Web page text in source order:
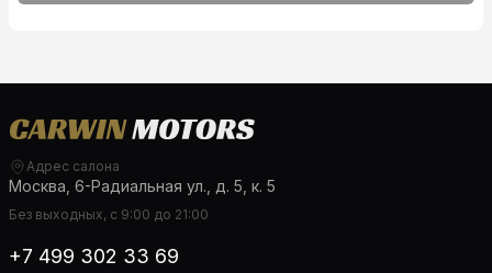
Адрес салона
Москва, 6-Радиальная ул., д. 5, к. 5
Без выходных, с 9:00 до 21:00
+7 499 302 33 69